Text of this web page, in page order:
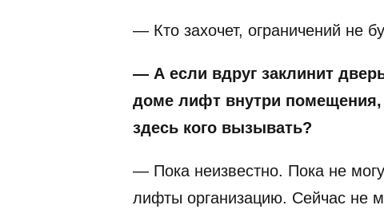
— Кто захочет, ограничений не
— А если вдруг заклинит
доме лифт внутри помещения,
здесь кого вызывать?
— Пока неизвестно. Пока не
лифты организацию. Сейчас не